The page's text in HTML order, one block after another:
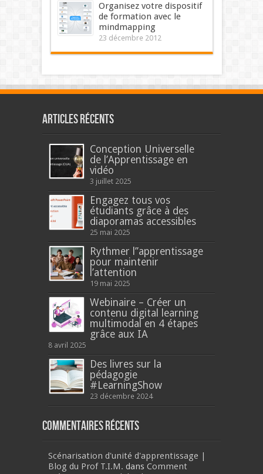
Organisez votre dispositif
de formation avec le
mindmapping
23 décembre 2012
Articles récents
Conception Universelle
de l’Apprentissage en
vidéo
3 juillet 2025
Engagez tous vos
étudiants grâce à des
diaporamas accessibles
25 mai 2025
Rythmer l’’apprentissage
pour maintenir
l’attention
19 mai 2025
Webinaire – Créer un
contenu digital learning
multimodal en 4 étapes
grâce aux IA
8 avril 2025
Des livres sur la
pédagogie
#LearningShow
23 décembre 2024
Commentaires récents
Scénarisation d'unité d'apprentissage |
Blog du Prof T.I.M. dans Comment